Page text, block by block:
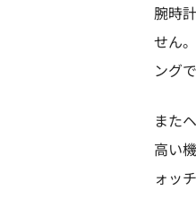
腕時
せん
ング
また
高い
ォッ